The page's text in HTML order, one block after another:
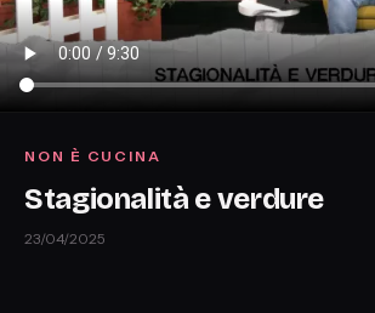
NON È CUCINA
Stagionalità e verdure
23/04/2025